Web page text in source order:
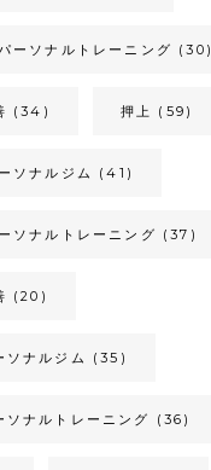
ーソナルトレーニング (30)
(34) 押上 (59)
ソナルジム (41)
ソナルトレーニング (37)
(20)
ソナルジム (35)
ソナルトレーニング (36)